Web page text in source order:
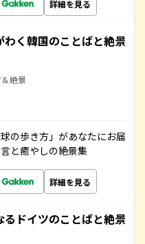
詳細を見る
わく韓国のことばと絶景
絶景
の歩き方」があなたにお届
と癒やしの絶景集
詳細を見る
るドイツのことばと絶景